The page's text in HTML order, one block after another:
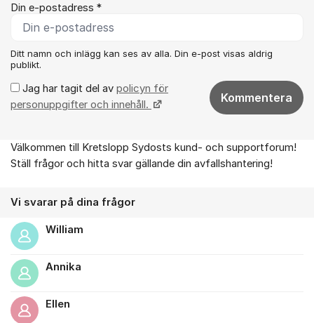
Din e-postadress *
Ditt namn och inlägg kan ses av alla. Din e-post visas aldrig
publikt.
Jag har tagit del av policyn för
personuppgifter och innehåll.
Kommentera
Om forumet
Välkommen till Kretslopp Sydosts kund- och supportforum!
Ställ frågor och hitta svar gällande din avfallshantering!
Vi svarar på dina frågor
William
Annika
Ellen